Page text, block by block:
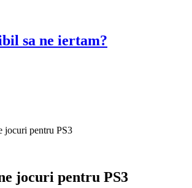
sa ne iertam?
jocuri pentru PS3
jocuri pentru PS3